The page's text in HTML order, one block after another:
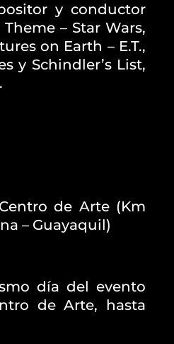
y conductor
– Star Wars,
on Earth – E.T.,
y Schindler’s List,
de Arte (Km
– Guayaquil)
día del evento
de Arte, hasta